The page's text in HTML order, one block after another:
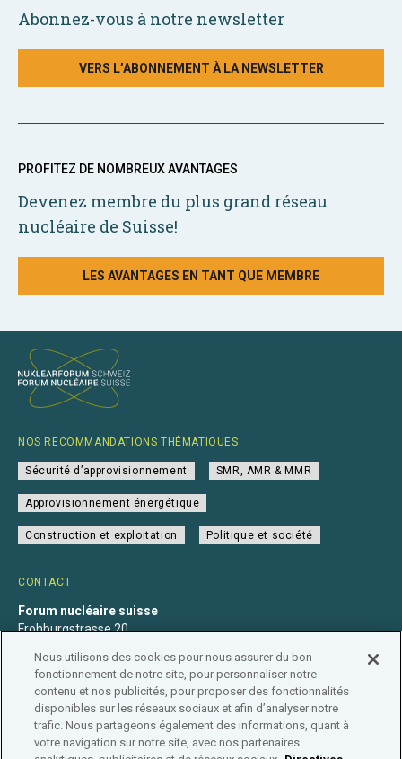
Abonnez-vous à notre newsletter
VERS L’ABONNEMENT À LA NEWSLETTER
PROFITEZ DE NOMBREUX AVANTAGES
Devenez membre du plus grand réseau
nucléaire de Suisse!
LES AVANTAGES EN TANT QUE MEMBRE
CONTACT
Forum nucléaire suisse
Frohburgstrasse 20
+41 31 560 36 50
info@nuklearforum.ch
NOS RECOMMANDATIONS THÉMATIQUES
Sécurité d’approvisionnement SMR, AMR & MMR
Approvisionnement énergétique
Construction et exploitation Politique et société
Nous utilisons des cookies pour nous assurer du bon
fonctionnement de notre site, pour personnaliser notre
contenu et nos publicités, pour proposer des fonctionnalités
disponibles sur les réseaux sociaux et afin d’analyser notre
trafic. Nous partageons également des informations, quant à
votre navigation sur notre site, avec nos partenaires